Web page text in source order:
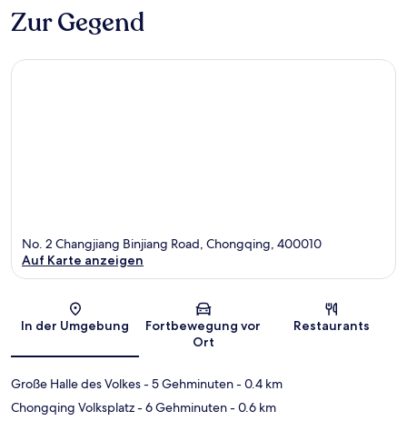
Zur Gegend
Karte
No. 2 Changjiang Binjiang Road, Chongqing, 400010
Auf Karte anzeigen
In der Umgebung
Fortbewegung vor
Ort
Restaurants
Große Halle des Volkes- 5 Gehminuten- 0.4 km
Chongqing Volksplatz- 6 Gehminuten- 0.6 km